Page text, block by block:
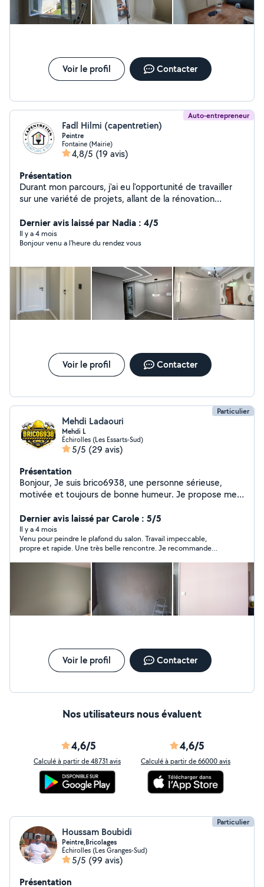
Voir le profil Contacter
Auto-entrepreneur
Fadl Hilmi (capentretien)
Peintre
Fontaine (Mairie)
4,8/5 (19 avis)
Présentation
Durant mon parcours, j'ai eu l'opportunité de travailler
sur une variété de projets, allant de la rénovation
formation de peintre applicateur de revêtements et
aussi mon expérience m'ont permis de développer une
maîtrise parfaite des techniques de peinture,
expérience en peinture & rénovation m'a également
appris à respecter des délais serrés tout en garantissant
un travail de qualité et conforme aux exigences des
clients
Dernier avis laissé par Nadia : 4/5
Il y a 4 mois
Bonjour venu a l'heure du rendez vous
Voir le profil Contacter
Particulier
Mehdi Ladaouri
Mehdi L
Échirolles (Les Essarts-Sud)
5/5 (29 avis)
Présentation
Bonjour, Je suis brico6938, une personne sérieuse,
motivée et toujours de bonne humeur. Je propose mes
bien fait et la satisfaction des personnes avec qui je
travaille est ma priorité. Disponible, arrangeant et à
l'écoute, je m'adapte à vos besoins. N'hésitez pas à me
contacter, je serai ravi de vous aider ! Je fais du
d'ebarassage caves greniers granges garages ect J'ai un
Dernier avis laissé par Carole : 5/5
Il y a 4 mois
Venu pour peindre le plafond du salon. Travail impeccable,
propre et rapide. Une très belle rencontre. Je recommande
Voir le profil Contacter
Nos utilisateurs nous évaluent
4,6/5
Calculé à partir de 48731 avis
4,6/5
Calculé à partir de 66000 avis
Particulier
Houssam Boubidi
Peintre,Bricolages
Échirolles (Les Granges-Sud)
5/5 (99 avis)
Présentation